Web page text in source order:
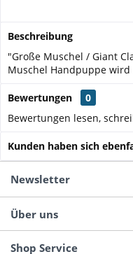
Beschreibung
"Große Muschel / Giant
Muschel Handpuppe wird
Bewertungen
0
Bewertungen lesen,
Kunden haben sich
Newsletter
Über uns
Shop Service